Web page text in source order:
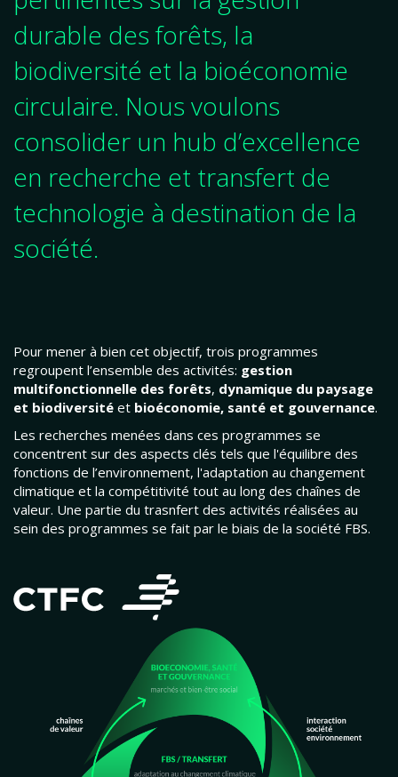
durable des forêts, la
biodiversité et la bioéconomie
circulaire. Nous voulons
consolider un hub d’excellence
en recherche et transfert de
technologie à destination de la
société.
Pour mener à bien cet objectif, trois programmes
regroupent l’ensemble des activités: gestion
multifonctionnelle des forêts, dynamique du paysage
et biodiversité et bioéconomie, santé et gouvernance.
Les recherches menées dans ces programmes se
concentrent sur des aspects clés tels que l'équilibre des
fonctions de l’environnement, l'adaptation au changement
climatique et la compétitivité tout au long des chaînes de
valeur. Une partie du trasnfert des activités réalisées au
sein des programmes se fait par le biais de la société FBS.